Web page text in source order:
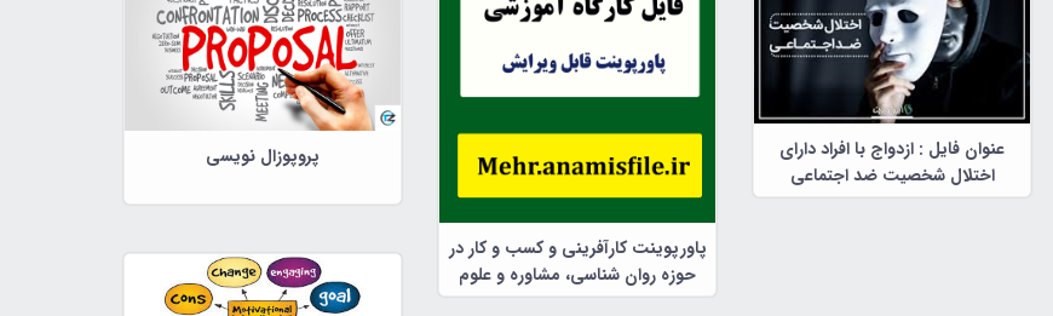
عنوان فایل : ازدواج با افراد دارای
اختلال شخصیت ضد اجتماعی
پاورپوینت کارآفرینی و کسب و کار در
حوزه روان شناسی، مشاوره و علوم
تربیتی
پروپوزال نویسی